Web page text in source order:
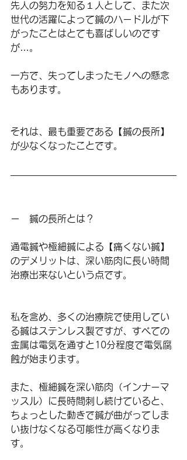
先人の努力を知る１人として、また次
世代の活躍によって鍼のハードルが下
がったことはとても喜ばしいのです
が…。
一方で、失ってしまったモノへの懸念
もあります。
それは、最も重要である【鍼の長所】
が少なくなったことです。
ー　鍼の長所とは？
通電鍼や極細鍼による【痛くない鍼】
のデメリットは、深い筋肉に長い時間
治療出来ないという点です。
私を含め、多くの治療院で使用してい
る鍼はステンレス製ですが、すべての
金属は電気を通すと10分程度で電気腐
蝕が始まります。
また、極細鍼を深い筋肉（インナーマ
ッスル）に長時間刺し続けていると、
ちょっとした動きで鍼が曲がってしま
い抜けなくなる可能性が高くなりま
す。